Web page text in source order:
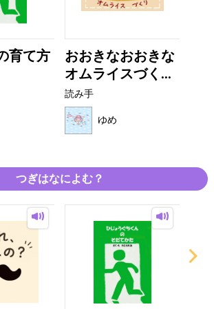
育て方
おおきなおおきな
オムライスづく...
読み手
ゆめ
つぎはなによむ？